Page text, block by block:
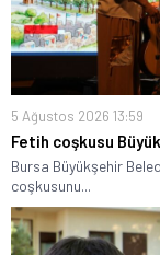
5 Ağustos 2026 13:59
Fetih coşkusu
Bursa Büyükşehir
coşkusunu...